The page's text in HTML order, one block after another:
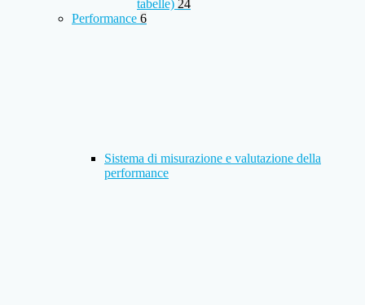
tabelle) 24
Performance 6
Sistema di misurazione e valutazione della
performance